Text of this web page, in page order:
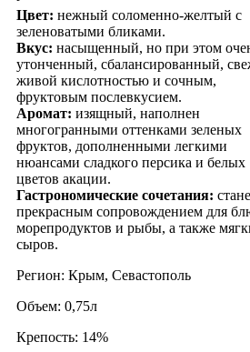
Цвет: нежный соломенно-желтый с
зеленоватыми бликами.
Вкус: насыщенный, но при этом
утонченный, сбалансированный,
живой кислотностью и сочным,
фруктовым послевкусием.
Аромат: изящный, наполнен
многогранными оттенками зеленых
фруктов, дополненными легкими
нюансами сладкого персика и белых
цветов акации.
Гастрономические сочетания:
прекрасным сопровождением для
морепродуктов и рыбы, а также
сыров.
Регион: Крым, Севастополь
Объем: 0,75л
Крепость: 14%